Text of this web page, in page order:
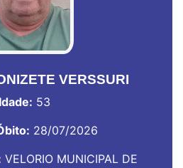
VERSSURI
Idade: 53
28/07/2026
VELORIO MUNICIPAL DE